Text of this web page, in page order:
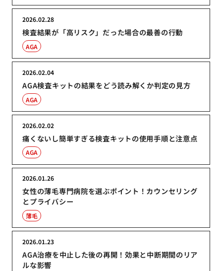
検査結果が「高リスク」だった場合の最善の行動
2026.02.28
AGA
AGA検査キットの結果をどう読み解くか判定の見方
2026.02.04
AGA
痛くないし簡単すぎる検査キットの使用手順と注意点
2026.02.02
AGA
女性の薄毛専門病院を選ぶポイント！カウンセリング
とプライバシー
2026.01.26
薄毛
AGA治療を中止した後の再開！効果と中断期間のリア
ルな影響
2026.01.23